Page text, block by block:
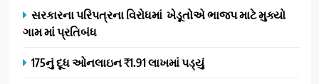
સરકારના પરિપત્રના વિરોધમાં ખેડૂતોએ ભાજપ માટે મુક્યો
ગામ માં પ્રતિબંધ
175નું દૂધ ઓનલાઇન ₹1.91 લાખમાં પડ્યું